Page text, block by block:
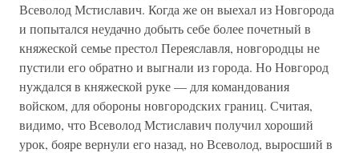
Всеволод Мстиславич. Когда же он выехал из Новгорода
и попытался неудачно добыть себе более почетный в
княжеской семье престол Переяславля, новгородцы не
пустили его обратно и выгнали из города. Но Новгород
нуждался в княжеской руке — для командования
войском, для обороны новгородских границ. Считая,
видимо, что Всеволод Мстиславич получил хороший
урок, бояре вернули его назад, но Всеволод, выросший в